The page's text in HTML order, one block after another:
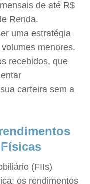
de até R$
Renda.
uma estratégia
menores.
recebidos, que
carteira sem a
(FIIs)
os rendimentos